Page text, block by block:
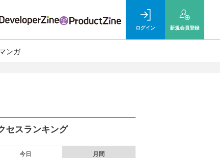
ログイン 新規会員登録
ンガ
セスランキング
今日 月間